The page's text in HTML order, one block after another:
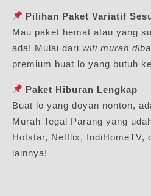
Pilihan Paket Variatif
Mau paket hemat atau yang
ada! Mulai dari wifi murah
premium buat lo yang butuh
Paket Hiburan Lengkap
Buat lo yang doyan nonton,
Murah Tegal Parang yang
Hotstar, Netflix, IndiHomeTV,
lainnya!